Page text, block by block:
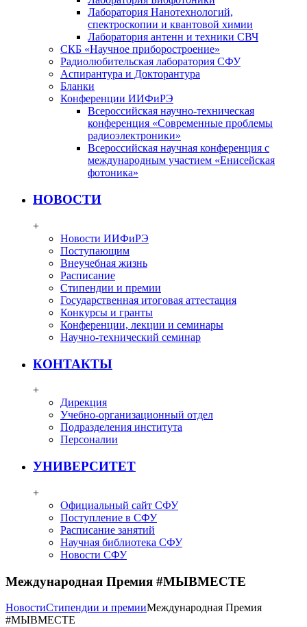
Лаборатория Нанотехнологий,
спектроскопии и квантовой химии
Лаборатория антенн и техники СВЧ
СКБ «Научное приборостроение»
Радиолюбительская лаборатория СФУ
Аспирантура и Докторантура
Бланки
Конференции ИИФиРЭ
Всероссийская научно-техническая
конференция «Современные проблемы
радиоэлектроники»
Всероссийская научная конференция с
международным участием «Енисейская
фотоника»
НОВОСТИ
+
Новости ИИФиРЭ
Поступающим
Внеучебная жизнь
Расписание
Стипендии и премии
Государственная итоговая аттестация
Конкурсы и гранты
Конференции, лекции и семинары
Научно-технический семинар
КОНТАКТЫ
+
Дирекция
Учебно-организационный отдел
Подразделения института
Персоналии
УНИВЕРСИТЕТ
+
Официальный сайт СФУ
Поступление в СФУ
Расписание занятий
Научная библиотека СФУ
Новости СФУ
Международная Премия #МЫВМЕСТЕ
НовостиСтипендии и премииМеждународная Премия
#МЫВМЕСТЕ